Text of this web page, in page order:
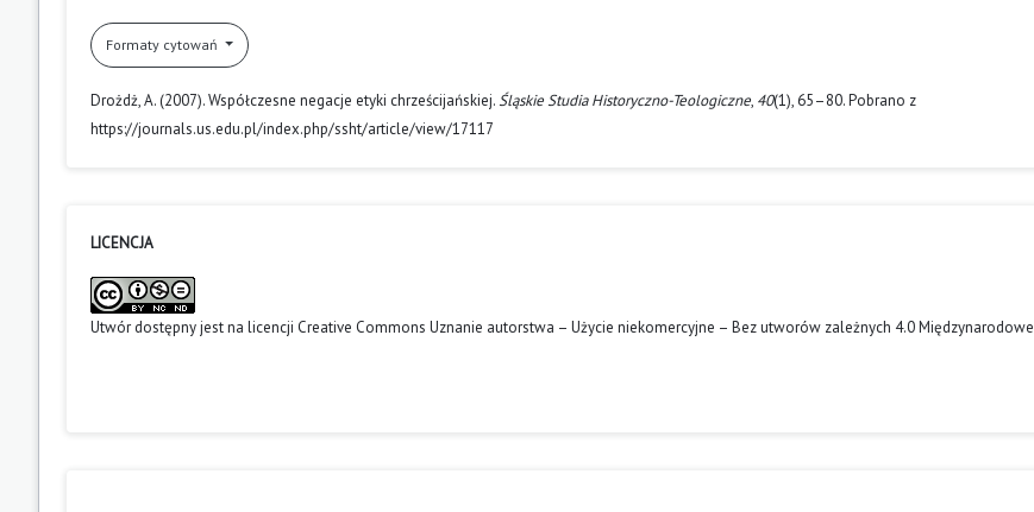
Formaty cytowań
Drożdż, A. (2007). Współczesne negacje etyki chrześcijańskiej.Śląskie Studia Historyczno-Teologiczne, 40(1), 65–80. Pobrano z
https://journals.us.edu.pl/index.php/ssht/article/view/17117
LICENCJA
Utwór dostępny jest na licencji Creative Commons Uznanie autorstwa – Użycie niekomercyjne – Bez utworów zależnych 4.0 Międzynarodowe